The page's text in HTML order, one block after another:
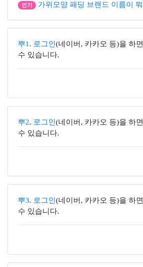
인기 가위모양 패딩 브랜드 이름이
뿌1 . 로그인 (네이버, 카카오 등)을 하
수 있습니다.
뿌2. 로그인 (네이버, 카카오 등)을 하
수 있습니다.
뿌3. 로그인 (네이버, 카카오 등)을 하
수 있습니다.